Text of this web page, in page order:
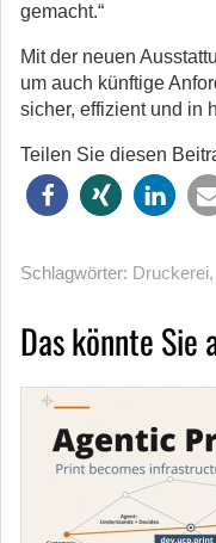
gemacht.“
Mit der neuen
um auch künftige
sicher, effizient und in
Teilen Sie diesen
Schlagwörter: Druckerei,
Das könnte Sie